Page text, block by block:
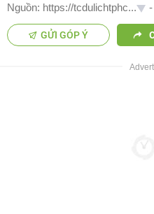
Nguồn: https://tcdulichtphc... -
GỬI GÓP Ý